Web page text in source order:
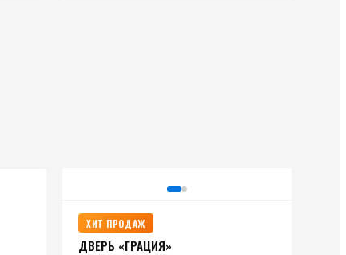
ХИТ ПРОДАЖ
ДВЕРЬ «ГРАЦИЯ»